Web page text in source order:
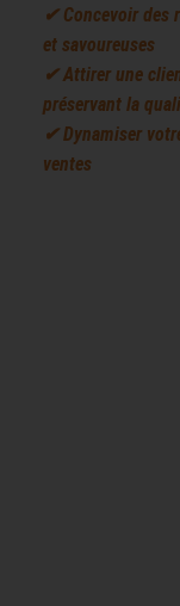
✔ Concevoir des
et savoureuses
✔ Attirer une
préservant la
✔ Dynamiser
ventes